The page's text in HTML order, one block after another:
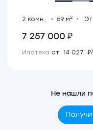
2 комн. 59 м2
7 257 000 ₽
Ипотека от 14 027
Не нашли